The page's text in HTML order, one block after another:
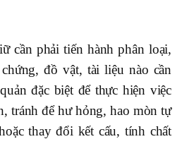
cần phải tiến hành phân loại,
đồ vật, tài liệu nào cần
đặc biệt để thực hiện việc
tránh để hư hỏng, hao mòn tự
thay đổi kết cấu, tính chất